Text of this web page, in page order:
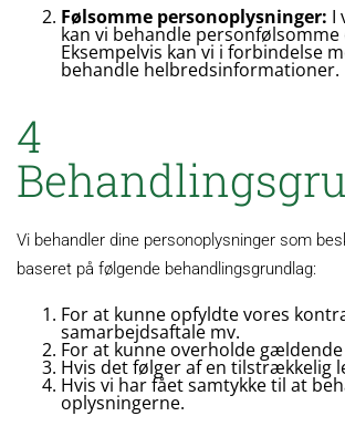
Følsomme personoplysninger: I
kan vi behandle
Eksempelvis kan vi i forbindelse
behandle helbredsinformationer.
4
Vi behandler dine personoplysninger som
baseret på følgende behandlingsgrundlag:
For at kunne opfyldte vores
samarbejdsaftale mv.
For at kunne overholde
Hvis det følger af en tilstrækkelig
Hvis vi har fået samtykke til at
oplysningerne.